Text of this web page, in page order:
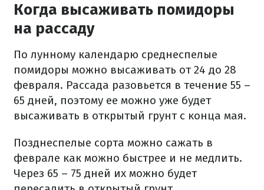
Когда высаживать помидоры
на рассаду
По лунному календарю среднеспелые
помидоры можно высаживать от 24 до 28
февраля. Рассада разовьется в течение 55 –
65 дней, поэтому ее можно уже будет
высаживать в открытый грунт с конца мая.
Позднеспелые сорта можно сажать в
феврале как можно быстрее и не медлить.
Через 65 – 75 дней их можно будет